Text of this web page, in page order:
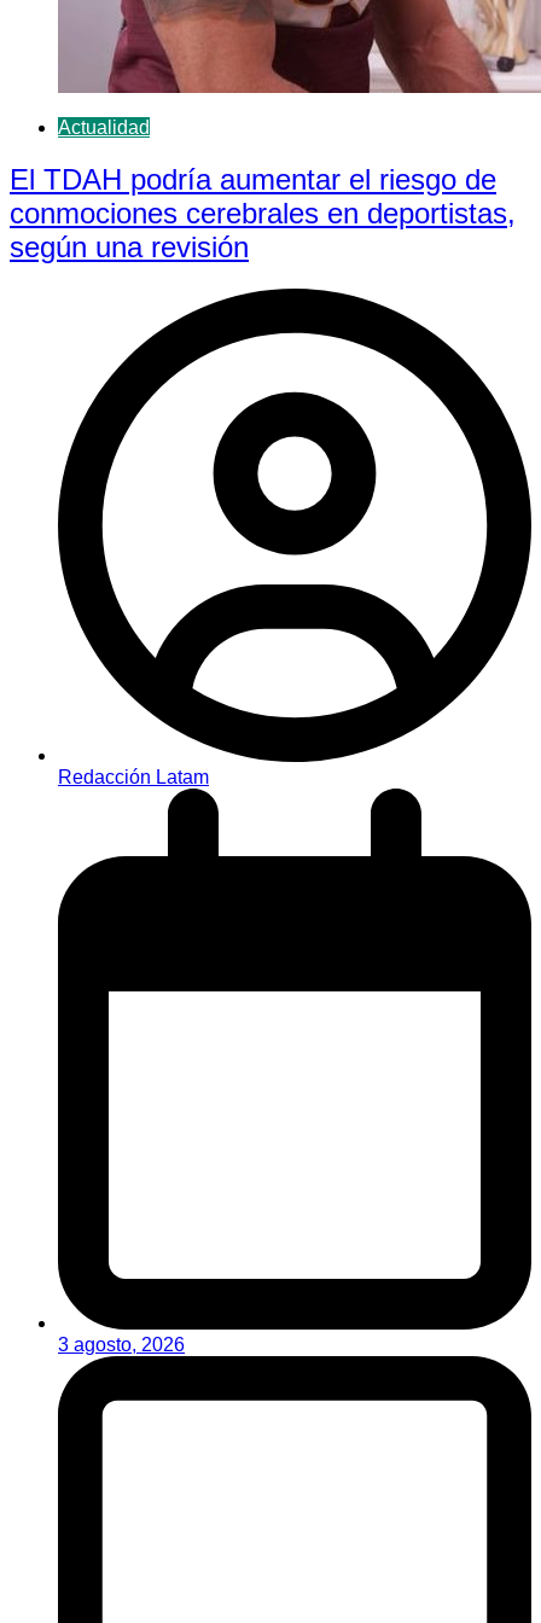
Actualidad
El TDAH podría aumentar el riesgo de
conmociones cerebrales en deportistas,
según una revisión
Redacción Latam
3 agosto, 2026